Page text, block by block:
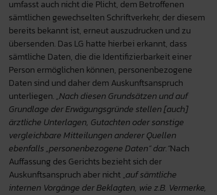
umfasst auch nicht die Plicht, dem Betroffenen
sämtlichen gewechselten Schriftverkehr, der diesem
bereits bekannt ist, erneut auszudrucken und zu
übersenden. Das LG hatte hierbei erkannt, dass
sämtliche Daten, die die Identifizierbarkeit einer
Person ermöglichen können, personenbezogene
Daten sind und daher dem Auskunftsanspruch
unterliegen.„Nach diesen Grundsätzen und auf
Grundlage der Erwägungsgründe stellen [auch]
ärztliche Unterlagen, Gutachten oder sonstige
vergleichbare Mitteilungen anderer Quellen
ebenfalls „personenbezogene Daten“ dar.“Nach
Auffassung des Gerichts bezieht sich der
Auskunftsanspruch aber nicht „aufsämtliche
internen Vorgänge der Beklagten, wie z.B. Vermerke,